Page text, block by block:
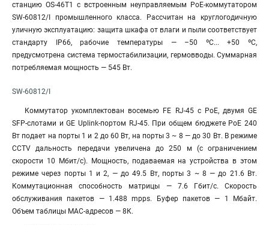
станцию OS-46T1 с встроенным неуправляемым РоЕ-коммутатором
SW-60812/I промышленного класса. Рассчитан на круглогодичную
уличную эксплуатацию: защита шкафа от влаги и пыли соответствует
стандарту IP66, рабочие температуры — –50 ºС... +50 ºС,
предусмотрена система термостабилизации, гермовводы. Суммарная
потребляемая мощность — 545 Вт.
SW-60812/I
Коммутатор укомплектован восемью FE RJ-45 с РоЕ, двумя GE
SFP-слотами и GE Uplink-портом RJ-45. При общем бюджете РоЕ 240
Вт подает на порты 1 и 2 до 60 Вт, на порты 3 ~ 8 — до 30 Вт. В режиме
CCTV дальность передачи увеличена до 250 м (с ограничением
скорости 10 Мбит/с). Мощность, подаваемая на устройства в этом
режиме через порты 1 и 2, — до 49.5 Вт, порты 3 ~ 8 — до 21.6 Вт.
Коммутационная способность матрицы — 7.6 Гбит/с. Скорость
обслуживания пакетов — 1.488 mpps. Буфер пакетов — 1 Мбайт.
Объем таблицы МАС-адресов — 8К.